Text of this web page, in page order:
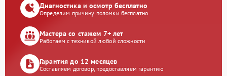
Диагностика и осмотр бесплатно
Определим причину поломки бесплатно
Мастера со стажем 7+ лет
Работаем с техникой любой сложности
Гарантия до 12 месяцев
Составляем договор, предоставляем гарантию